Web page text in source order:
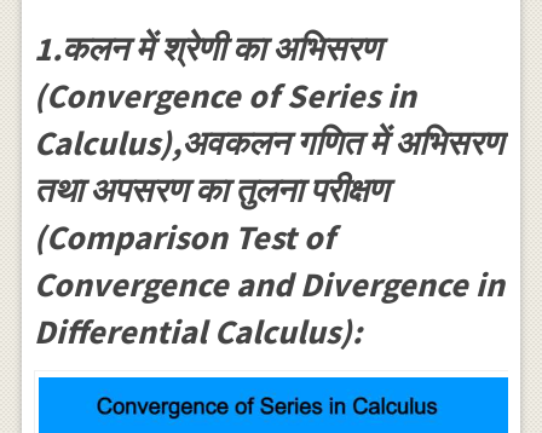
1.कलन में श्रेणी का अभिसरण
(Convergence of Series in
Calculus),अवकलन गणित में अभिसरण
तथा अपसरण का तुलना परीक्षण
(Comparison Test of
Convergence and Divergence in
Differential Calculus):